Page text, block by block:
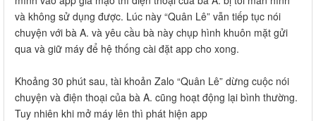
và không sử dụng được. Lúc này “Quân Lê” vẫn tiếp tục nói
chuyện với bà A. và yêu cầu bà này chụp hình khuôn mặt gửi
qua và giữ máy để hệ thống cài đặt app cho xong.
Khoảng 30 phút sau, tài khoản Zalo “Quân Lê” dừng cuộc nói
chuyện và điện thoại của bà A. cũng hoạt động lại bình thường.
Tuy nhiên khi mở máy lên thì phát hiện app